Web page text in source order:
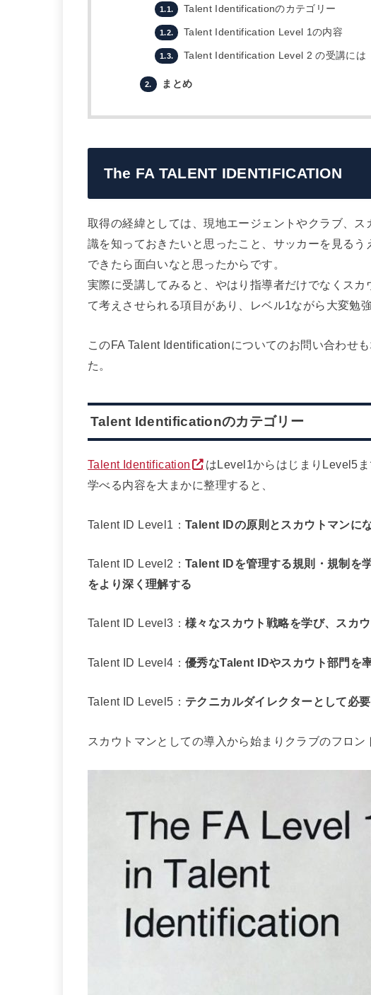
1.1. Talent Identificationのカテゴリー
1.2. Talent Identification Level 1の内容
1.3. Talent Identification Level 2 の受講には
2. まとめ
The FA TALENT IDENTIFICATION
取得の経緯としては、現地エージェントやクラブ、
識を知っておきたいと思ったこと、サッカーを見る
できたら面白いなと思ったからです。
実際に受講してみると、やはり指導者だけでなくス
て考えさせられる項目があり、レベル1ながら大変勉
このFA Talent Identificationについてのお問い合わせ
た。
Talent Identificationのカテゴリー
Talent Identification
はLevel1からはじまりLevel5
学べる内容を大まかに整理すると、
Talent ID Level1：Talent IDの原則とスカウトマンに
Talent ID Level2：Talent IDを管理する規則・規制を
をより深く理解する
Talent ID Level3：様々なスカウト戦略を学び、スカ
Talent ID Level4：優秀なTalent IDやスカウト部門を
Talent ID Level5： テクニカルダイレクターとして必
スカウトマンとしての導入から始まりクラブのフロン